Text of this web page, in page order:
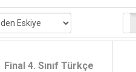
Stoktakiler
Final 4. Sınıf Türkçe